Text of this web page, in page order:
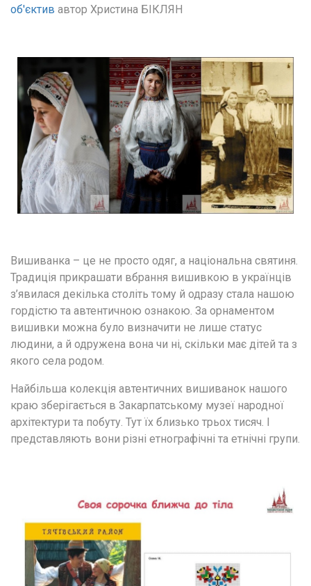
об'єктив автор Христина БІКЛЯН
Вишиванка – це не просто одяг, а національна святиня.
Традиція прикрашати вбрання вишивкою в українців
з’явилася декілька століть тому й одразу стала нашою
гордістю та автентичною ознакою. За орнаментом
вишивки можна було визначити не лише статус
людини, а й одружена вона чи ні, скільки має дітей та з
якого села родом.
Найбільша колекція автентичних вишиванок нашого
краю зберігається в Закарпатському музеї народної
архітектури та побуту. Тут їх близько трьох тисяч. І
представляють вони різні етнографічні та етнічні групи.